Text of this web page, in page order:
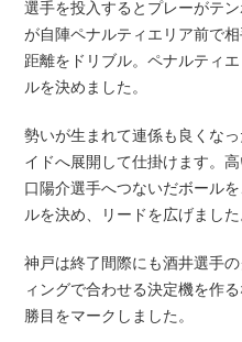
選手を投入するとプレーがテ
が自陣ペナルティエリア前で
距離をドリブル。ペナルティ
ルを決めました。
勢いが生まれて連係も良くな
イドへ展開して仕掛けます。
口陽介選手へつないだボール
ルを決め、リードを広げました
神戸は終了間際にも酒井選手
ィングで合わせる決定機を作
勝目をマークしました。